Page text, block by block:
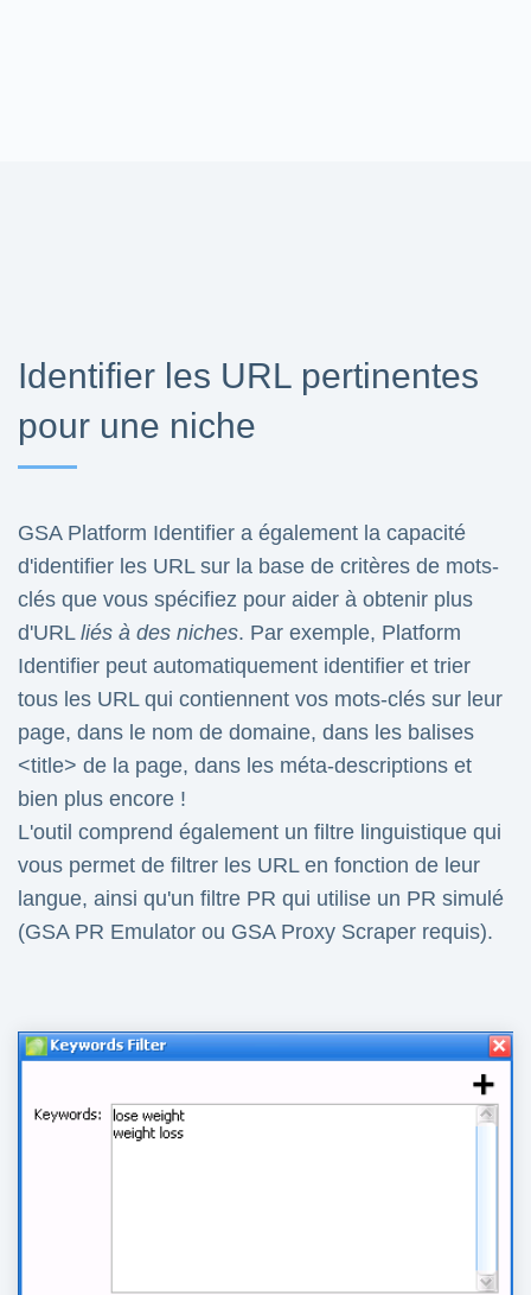
Identifier les URL pertinentes
pour une niche
GSA Platform Identifier a également la capacité
d'identifier les URL sur la base de critères de mots-
clés que vous spécifiez pour aider à obtenir plus
d'URL liés à des niches. Par exemple, Platform
Identifier peut automatiquement identifier et trier
tous les URL qui contiennent vos mots-clés sur leur
page, dans le nom de domaine, dans les balises
<title> de la page, dans les méta-descriptions et
bien plus encore !
L'outil comprend également un filtre linguistique qui
vous permet de filtrer les URL en fonction de leur
langue, ainsi qu'un filtre PR qui utilise un PR simulé
(GSA PR Emulator ou GSA Proxy Scraper requis).